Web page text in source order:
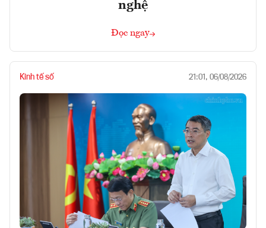
nghệ
Đọc ngay
Kinh tế số 21:01, 06/08/2026